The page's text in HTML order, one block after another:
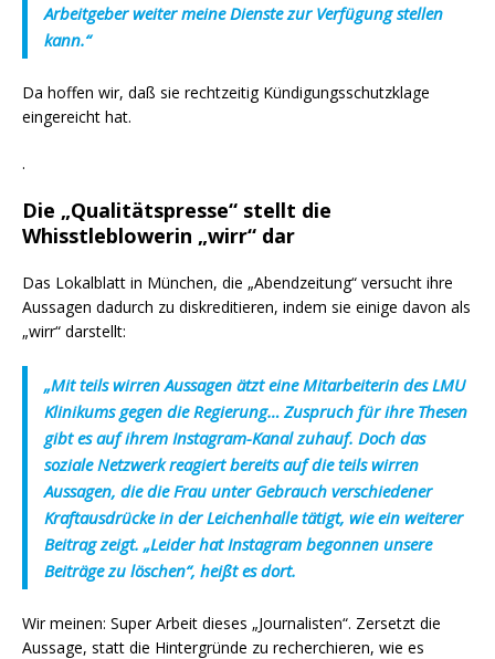
Arbeitgeber weiter meine Dienste zur Verfügung stellen
kann.“
Da hoffen wir, daß sie rechtzeitig Kündigungsschutzklage
eingereicht hat.
.
Die „Qualitätspresse“ stellt die
Whisstleblowerin „wirr“ dar
Das Lokalblatt in München, die „Abendzeitung“ versucht ihre
Aussagen dadurch zu diskreditieren, indem sie einige davon als
„wirr“ darstellt:
„Mit teils wirren Aussagen ätzt eine Mitarbeiterin des LMU
Klinikums gegen die Regierung… Zuspruch für ihre Thesen
gibt es auf ihrem Instagram-Kanal zuhauf. Doch das
soziale Netzwerk reagiert bereits auf die teils wirren
Aussagen, die die Frau unter Gebrauch verschiedener
Kraftausdrücke in der Leichenhalle tätigt, wie ein weiterer
Beitrag zeigt. „Leider hat Instagram begonnen unsere
Beiträge zu löschen“, heißt es dort.
Wir meinen: Super Arbeit dieses „Journalisten“. Zersetzt die
Aussage, statt die Hintergründe zu recherchieren, wie es